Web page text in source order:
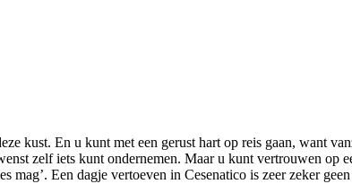
kust. En u kunt met een gerust hart op reis gaan, want
zelf iets kunt ondernemen. Maar u kunt vertrouwen op
Een dagje vertoeven in Cesenatico is zeer zeker